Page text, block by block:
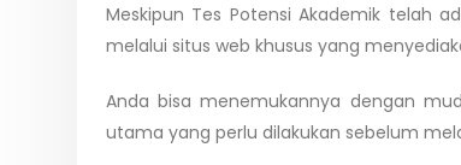
Meskipun Tes Potensi Akademik telah
melalui situs web khusus yang
Anda bisa menemukannya dengan
utama yang perlu dilakukan sebelum